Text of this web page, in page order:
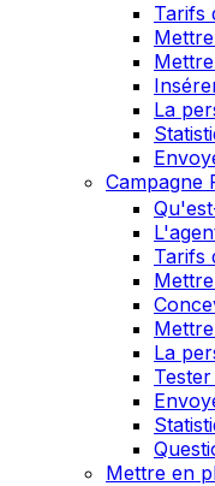
Tarifs
La
Campagne
Tarifs
La
Mettre en